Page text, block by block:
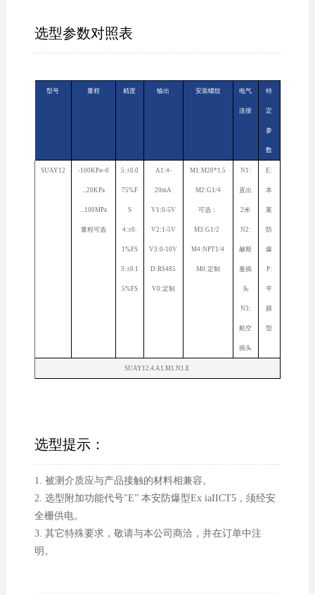
选型参数对照表
型号 量程 精度 输出 安装螺纹 电气
连接
特
定
参
数
SUAY12 -100KPa~0
...20KPa
...100MPa
量程可选
5:±0.0
75%F
S
4:±0.
1%FS
3:±0.1
5%FS
A1:4-
20mA
V1:0-5V
V2:1-5V
V3:0-10V
D:RS485
V0:定制
M1:M20*1.5
M2:G1/4
可选：
M3:G1/2
M4:NPT1/4
M0:定制
N1:
直出
2米
N2:
赫斯
曼插
头
N3:
航空
插头
E:
本
案
防
爆
P:
平
膜
型
SUAY12.4.A1.M1.N1.E
选型提示：
1. 被测介质应与产品接触的材料相兼容。
2. 选型附加功能代号"E” 本安防爆型Ex iaIICT5，须经安
全栅供电。
3. 其它特殊要求，敬请与本公司商洽，并在订单中注
明。